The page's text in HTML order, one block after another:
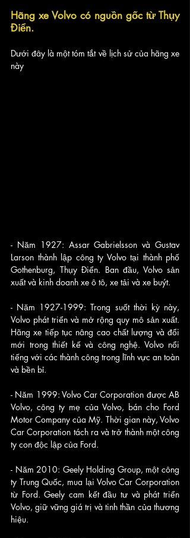
Hãng xe Volvo có nguồn gốc từ Thụy
Điển.
Dưới đây là một tóm tắt về lịch sử của hãng xe
này
- Năm 1927: Assar Gabrielsson và Gustav
Larson thành lập công ty Volvo tại thành phố
Gothenburg, Thụy Điển. Ban đầu, Volvo sản
xuất và kinh doanh xe ô tô, xe tải và xe buýt.
- Năm 1927-1999: Trong suốt thời kỳ này,
Volvo phát triển và mở rộng quy mô sản xuất.
Hãng xe tiếp tục nâng cao chất lượng và đổi
mới trong thiết kế và công nghệ. Volvo nổi
tiếng với các thành công trong lĩnh vực an toàn
và bền bỉ.
- Năm 1999: Volvo Car Corporation được AB
Volvo, công ty mẹ của Volvo, bán cho Ford
Motor Company của Mỹ. Thời gian này, Volvo
Car Corporation tách ra và trở thành một công
ty con độc lập của Ford.
- Năm 2010: Geely Holding Group, một công
ty Trung Quốc, mua lại Volvo Car Corporation
từ Ford. Geely cam kết đầu tư và phát triển
Volvo, giữ vững giá trị và tinh thần của thương
hiệu.